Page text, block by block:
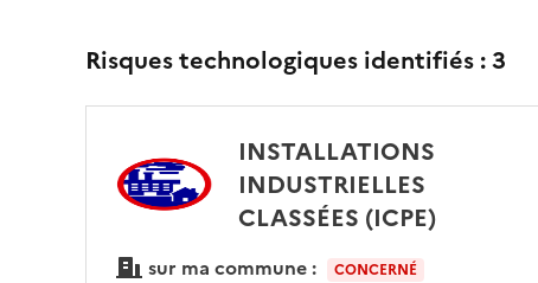
Risques technologiques identifiés :3
INSTALLATIONS
INDUSTRIELLES
CLASSÉES (ICPE)
sur ma commune : CONCERNÉ